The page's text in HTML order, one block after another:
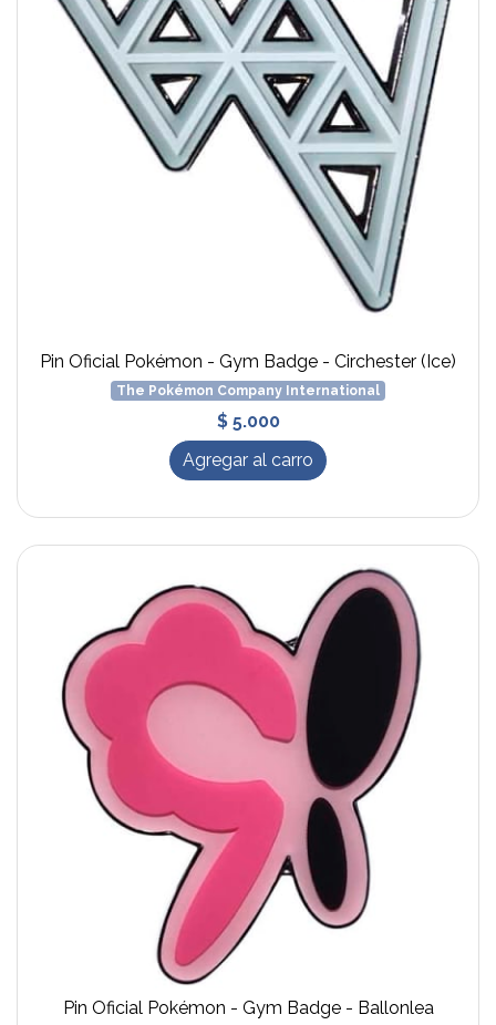
Pin Oficial Pokémon - Gym Badge - Circhester (Ice)
The Pokémon Company International
$ 5.000
Agregar al carro
Pin Oficial Pokémon - Gym Badge - Ballonlea